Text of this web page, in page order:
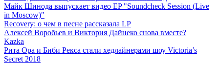
Майк Шинода выпускает видео EP "Soundcheck Session (Live
in Moscow)"
Recovery: о чем в песне рассказала LP
Алексей Воробьев и Виктория Дайнеко снова вместе?
Kazka
Рита Ора и Биби Рекса стали хедлайнерами шоу Victoria’s
Secret 2018